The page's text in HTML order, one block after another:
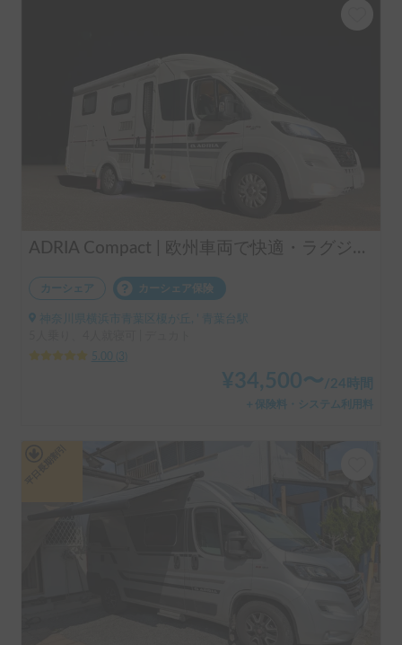
ADRIA Compact | 欧州車両で快適・ラグジュアリーな旅を✨️/横浜東京配車可
カーシェア カーシェア保険
神奈川県横浜市青葉区榎が丘, ' 青葉台駅
5.00
3
¥34,500〜 /24時間
＋保険料・システム利用料